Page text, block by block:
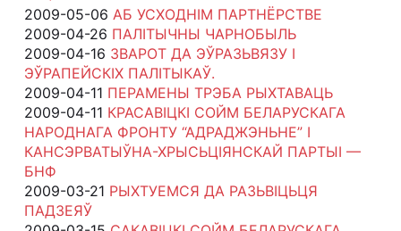
2009-05-06 АБ УСХОДНІМ ПАРТНЁРСТВЕ
2009-04-26 ПАЛІТЫЧНЫ ЧАРНОБЫЛЬ
2009-04-16 ЗВАРОТ ДА ЭЎРАЗЬВЯЗУ І
ЭЎРАПЕЙСКІХ ПАЛІТЫКАЎ.
2009-04-11 ПЕРАМЕНЫ ТРЭБА РЫХТАВАЦЬ
2009-04-11 КРАСАВІЦКІ СОЙМ БЕЛАРУСКАГА
НАРОДНАГА ФРОНТУ “АДРАДЖЭНЬНЕ” І
КАНСЭРВАТЫЎНА-ХРЫСЬЦІЯНСКАЙ ПАРТЫІ —
БНФ
2009-03-21 РЫХТУЕМСЯ ДА РАЗЬВІЦЬЦЯ
ПАДЗЕЯЎ